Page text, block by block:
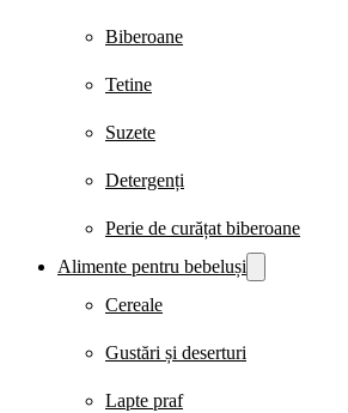
Biberoane
Tetine
Suzete
Detergenți
Perie de curățat biberoane
Alimente pentru bebeluși
Cereale
Gustări și deserturi
Lapte praf